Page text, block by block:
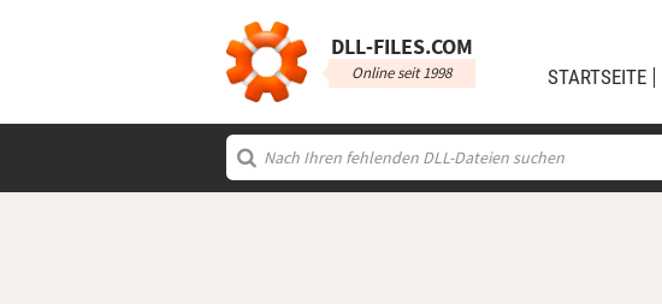
DLL‑FILES.COM
Online seit 1998 STARTSEITE